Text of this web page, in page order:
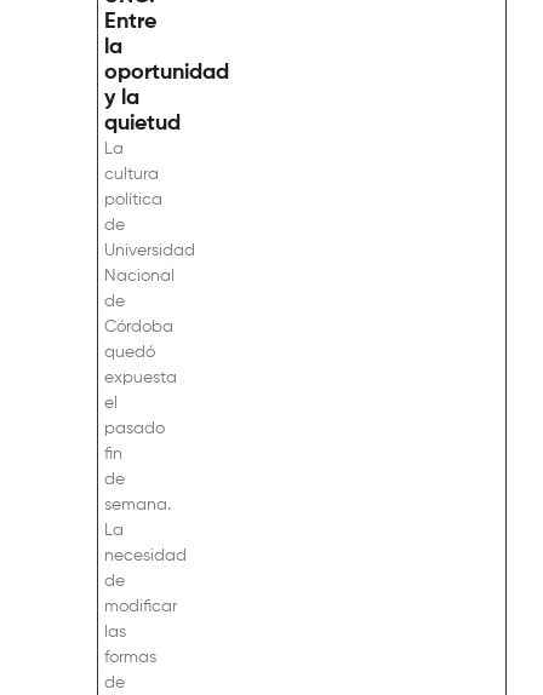
Entre
la
oportunidad
y la
quietud
La
cultura
política
de
Universidad
Nacional
de
Córdoba
quedó
expuesta
el
pasado
fin
de
semana.
La
necesidad
de
modificar
las
formas
de